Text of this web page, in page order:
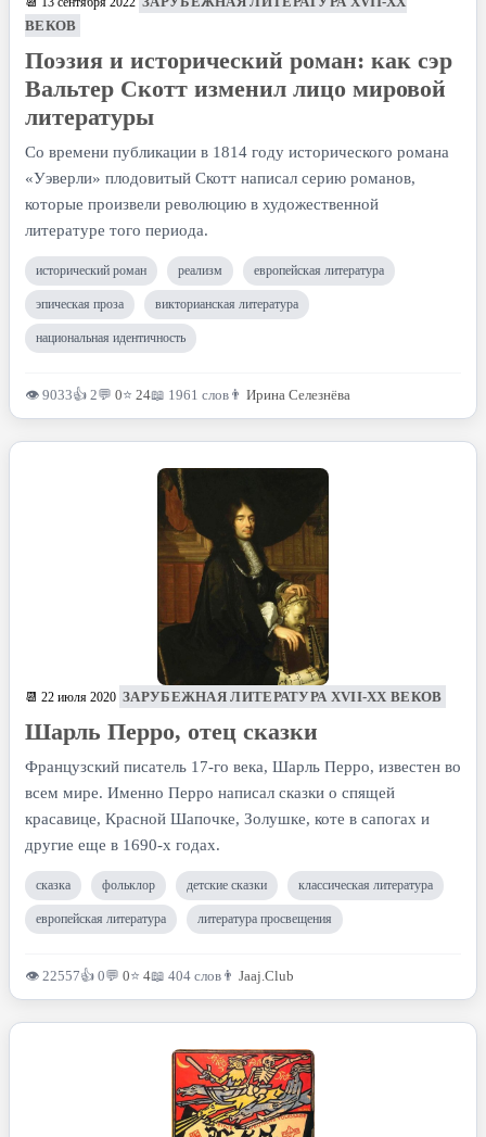
ВЕКОВ
Поэзия и исторический роман: как сэр
Вальтер Скотт изменил лицо мировой
литературы
Со времени публикации в 1814 году исторического романа
«Уэверли» плодовитый Скотт написал серию романов,
которые произвели революцию в художественной
литературе того периода.
исторический роман реализм европейская литература
эпическая проза викторианская литература
национальная идентичность
👁 9033👍 2💬 0⭐ 24📖 1961 слов 👨 Ирина Селезнёва
📆 22 июля 2020 ЗАРУБЕЖНАЯ ЛИТЕРАТУРА XVII-XX ВЕКОВ
Шарль Перро, отец сказки
Французский писатель 17-го века, Шарль Перро, известен во
всем мире. Именно Перро написал сказки о спящей
красавице, Красной Шапочке, Золушке, коте в сапогах и
другие еще в 1690-х годах.
сказка фольклор детские сказки классическая литература
европейская литература литература просвещения
👁 22557👍 0💬 0⭐ 4📖 404 слов 👨 Jaaj.Club